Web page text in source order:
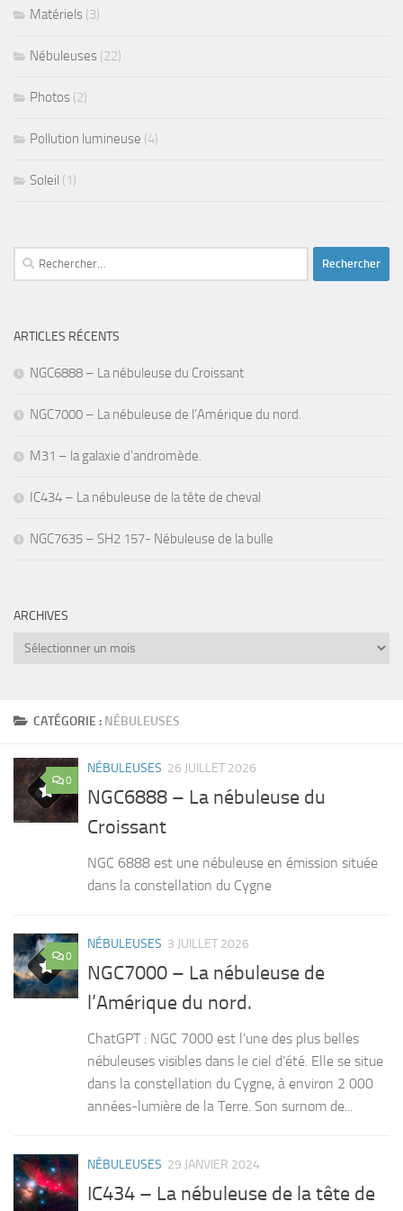
CATÉGORIE : NÉBULEUSES
0
NÉBULEUSES 26 JUILLET 2026
NGC6888 – La nébuleuse du
Croissant
NGC 6888 est une nébuleuse en émission située
dans la constellation du Cygne
0
NÉBULEUSES 3 JUILLET 2026
NGC7000 – La nébuleuse de
l’Amérique du nord.
ChatGPT : NGC 7000 est l’une des plus belles
nébuleuses visibles dans le ciel d’été. Elle se situe
dans la constellation du Cygne, à environ 2 000
années-lumière de la Terre. Son surnom de...
NÉBULEUSES 29 JANVIER 2024
IC434 – La nébuleuse de la tête de
Matériels (3)
Nébuleuses (22)
Photos (2)
Pollution lumineuse (4)
Soleil (1)
Rechercher :
ARTICLES RÉCENTS
NGC6888 – La nébuleuse du Croissant
NGC7000 – La nébuleuse de l’Amérique du nord.
M31 – la galaxie d’andromède.
IC434 – La nébuleuse de la tête de cheval
NGC7635 – SH2 157- Nébuleuse de la bulle
ARCHIVES
Archives